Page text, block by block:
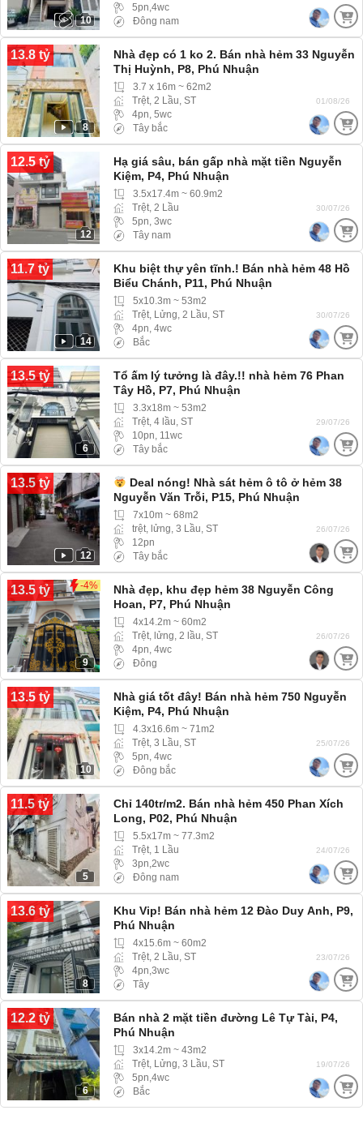
10
5pn,4wc
Đông nam
13.8 tỷ
8
Nhà đẹp có 1 ko 2. Bán nhà hẻm 33 Nguyễn
Thị Huỳnh, P8, Phú Nhuận
3.7 x 16m ~ 62m2
Trệt, 2 Lầu, ST
4pn, 5wc
Tây bắc
01/08/26
12.5 tỷ
12
Hạ giá sâu, bán gấp nhà mặt tiền Nguyễn
Kiệm, P4, Phú Nhuận
3.5x17.4m ~ 60.9m2
Trệt, 2 Lầu
5pn, 3wc
Tây nam
30/07/26
11.7 tỷ
14
Khu biệt thự yên tĩnh.! Bán nhà hẻm 48 Hồ
Biểu Chánh, P11, Phú Nhuận
5x10.3m ~ 53m2
Trệt, Lửng, 2 Lầu, ST
4pn, 4wc
Bắc
30/07/26
13.5 tỷ
6
Tổ ấm lý tưởng là đây.!! nhà hẻm 76 Phan
Tây Hồ, P7, Phú Nhuận
3.3x18m ~ 53m2
Trệt, 4 lầu, ST
10pn, 11wc
Tây bắc
29/07/26
13.5 tỷ
12
Deal nóng! Nhà sát hẻm ô tô ở hẻm 38
Nguyễn Văn Trỗi, P15, Phú Nhuận
7x10m ~ 68m2
trệt, lửng, 3 Lầu, ST
12pn
Tây bắc
26/07/26
13.5 tỷ -4%
9
Nhà đẹp, khu đẹp hẻm 38 Nguyễn Công
Hoan, P7, Phú Nhuận
4x14.2m ~ 60m2
Trệt, lửng, 2 lầu, ST
4pn, 4wc
Đông
26/07/26
13.5 tỷ
10
Nhà giá tốt đây! Bán nhà hẻm 750 Nguyễn
Kiệm, P4, Phú Nhuận
4.3x16.6m ~ 71m2
Trệt, 3 Lầu, ST
5pn, 4wc
Đông bắc
25/07/26
11.5 tỷ
5
Chỉ 140tr/m2. Bán nhà hẻm 450 Phan Xích
Long, P02, Phú Nhuận
5.5x17m ~ 77.3m2
Trệt, 1 Lầu
3pn,2wc
Đông nam
24/07/26
13.6 tỷ
8
Khu Vip! Bán nhà hẻm 12 Đào Duy Anh, P9,
Phú Nhuận
4x15.6m ~ 60m2
Trệt, 2 Lầu, ST
4pn,3wc
Tây
23/07/26
12.2 tỷ
6
Bán nhà 2 mặt tiền đường Lê Tự Tài, P4,
Phú Nhuận
3x14.2m ~ 43m2
Trệt, Lửng, 3 Lầu, ST
5pn,4wc
Bắc
19/07/26